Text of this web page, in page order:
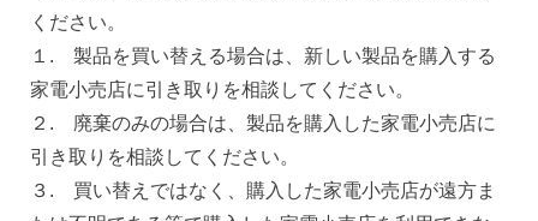
ください。
１. 製品を買い替える場合は、新しい製品を購入する
家電小売店に引き取りを相談してください。
２. 廃棄のみの場合は、製品を購入した家電小売店に
引き取りを相談してください。
３. 買い替えではなく、購入した家電小売店が遠方ま